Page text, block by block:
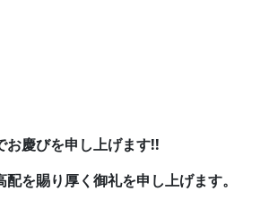
お慶びを申し上げます!!
を賜り厚く御礼を申し上げます。